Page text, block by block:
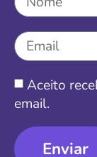
Aceito
email.
Enviar